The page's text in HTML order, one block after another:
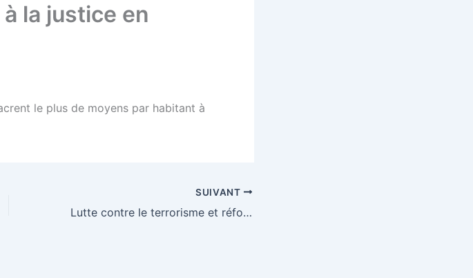
la justice en
le plus de moyens par habitant à
SUIVANT
Lutte contre le terrorisme et réforme du code du travail en France – Joachim Bitterlich sur ARTE